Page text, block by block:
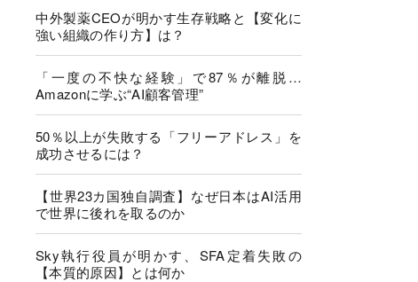
中外製薬CEOが明かす生存戦略と【変化に
強い組織の作り方】は？
「一度の不快な経験」で87％が離脱…
Amazonに学ぶ“AI顧客管理”
50％以上が失敗する「フリーアドレス」を
成功させるには？
【世界23カ国独自調査】なぜ日本はAI活用
で世界に後れを取るのか
Sky執行役員が明かす、SFA定着失敗の
【本質的原因】とは何か